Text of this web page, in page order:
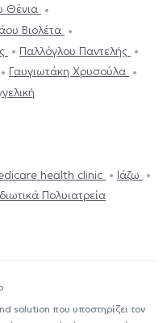
Θένια
Βιολέτα
Παλλόγλου Παντελής
Γαυγιωτάκη Χρυσούλα
health clinic
Ιάζω
Πολυιατρεία
solution που υποστηρίζει τον